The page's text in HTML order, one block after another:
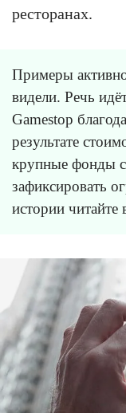
ресторанах.
Примеры
видели. Речь
Gamestop
результате
крупные фонды
зафиксировать
истории читайте